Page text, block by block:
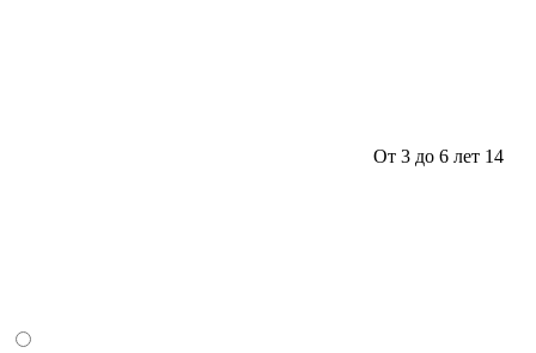
От 3 до 6 лет 14